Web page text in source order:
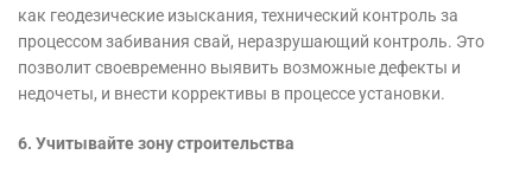
как геодезические изыскания, технический контроль за
процессом забивания свай, неразрушающий контроль. Это
позволит своевременно выявить возможные дефекты и
недочеты, и внести коррективы в процессе установки.
6. Учитывайте зону строительства